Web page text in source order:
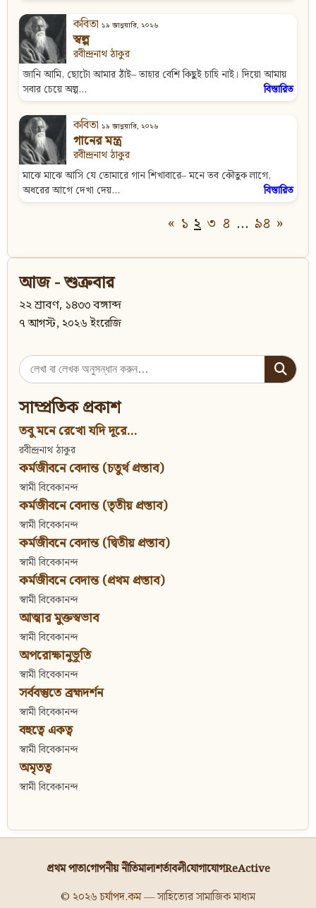
কবিতা ১৯ জানুয়ারি, ২০২৬
স্বল্প
রবীন্দ্রনাথ ঠাকুর
জানি আমি, ছোটো আমার ঠাঁই– তাহার বেশি কিছুই চাহি নাই। দিয়ো আমায়
সবার চেয়ে অল্প...
বিস্তারিত
কবিতা ১৯ জানুয়ারি, ২০২৬
গানের মন্ত্র
রবীন্দ্রনাথ ঠাকুর
মাঝে মাঝে আসি যে তোমারে গান শিখাবারে– মনে তব কৌতুক লাগে,
অধরের আগে দেখা দেয়...
বিস্তারিত
« ১ ২ ৩ ৪ … ৯৪ »
আজ - শুক্রবার
২২ শ্রাবণ, ১৪৩৩ বঙ্গাব্দ
৭ আগস্ট, ২০২৬ ইংরেজি
Search
for:
সাম্প্রতিক প্রকাশ
তবু মনে রেখো যদি দূরে...
রবীন্দ্রনাথ ঠাকুর
কর্মজীবনে বেদান্ত (চতুর্থ প্রস্তাব)
স্বামী বিবেকানন্দ
কর্মজীবনে বেদান্ত (তৃতীয় প্রস্তাব)
স্বামী বিবেকানন্দ
কর্মজীবনে বেদান্ত (দ্বিতীয় প্রস্তাব)
স্বামী বিবেকানন্দ
কর্মজীবনে বেদান্ত (প্রথম প্রস্তাব)
স্বামী বিবেকানন্দ
আত্মার মুক্তস্বভাব
স্বামী বিবেকানন্দ
অপরোক্ষানুভূতি
স্বামী বিবেকানন্দ
সর্ববস্তুতে ব্রহ্মদর্শন
স্বামী বিবেকানন্দ
বহুত্বে একত্ব
স্বামী বিবেকানন্দ
অমৃতত্ব
স্বামী বিবেকানন্দ
প্রথম পাতাগোপনীয় নীতিমালাশর্তাবলীযোগাযোগReActive
© ২০২৬চর্যাপদ.কম— সাহিত্যের সামাজিক মাধ্যম